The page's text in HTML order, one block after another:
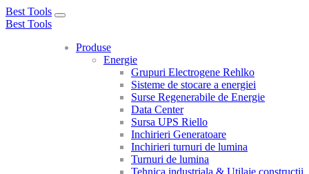
Best Tools
Toggle
Best Tools
Produse
Energie
Grupuri Electrogene Rehlko
Sisteme de stocare a energiei
Surse Regenerabile de Energie
Data Center
Sursa UPS Riello
Inchirieri Generatoare
Inchirieri turnuri de lumina
Turnuri de lumina
Tehnica industriala & Utilaje constructii